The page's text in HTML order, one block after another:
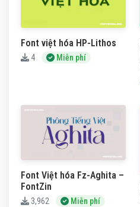
Font việt hóa HP-Lithos
4 Miễn phí
Font Việt hóa Fz-Aghita –
FontZin
3,962 Miễn phí